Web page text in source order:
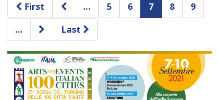
First … 5 6 7 8
9
…
Last